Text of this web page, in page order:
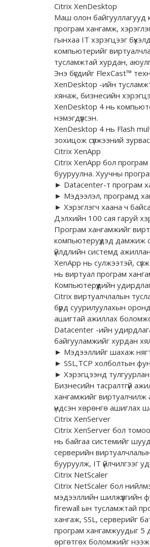
Citrix XenDesktop
Маш олон байгууллагууд
програм хангамж,
гынхаа IT хзрэгцээг
компьютерийг
тусламжтай хурдан,
Энэ бүгдийг FlexCast™
XenDesktop -ийн
хянаж, бизнесийн
XenDesktop 4 нь
нэмэгдүүлсэн.
XenDesktop 4 нь Flash
зохицож сүлжээний
Citrix XenApp
Citrix XenApp бол
бууруулна. Хуучны
► Datacenter-т програм
► Мэдээлэл, програмд
► Хэрэглэгч хаана ч
Дэлхийн 100 сая гаруй
Програм хангамжийг
компьютеруүдэд дамжиж
үйлдлийн системд
XenApp нь сулжээтэй,
нь виртуал програм
Компьютерүүдийн
Citrix виртуалчлалын
бүрд суурилуулахын
ашигтай ажиллах
Datacenter -ийн
байгууламжийг хурдан
► Мэдээллийг шахаж
► SSL,TCP холболтын
► Хэрэгцээнд
Бизнесийн тасралтгүй
хангамжийг виртуалчилж
үндсэн хөрөнгө ашиглах
Citrix XenServer
Citrix XenServer бол
нь байгаа системийг
серверийн
бууруулж, IТ үйлчилгээг
Citrix NetScaler
Citrix NetScaler бол
мэдээллийн шилжүүлгийн
firewall ын тусламжтай
хангаж, SSL, серверийг
програм хангамжуудыг 5
өргөтгөх боломжийг